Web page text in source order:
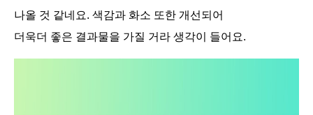
나올 것 같네요. 색감과 화소 또한 개선되어
더욱더 좋은 결과물을 가질 거라 생각이 들어요.